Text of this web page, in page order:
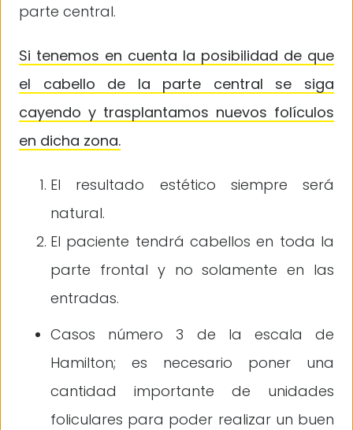
parte central.
Si tenemos en cuenta la posibilidad de que
el cabello de la parte central se siga
cayendo y trasplantamos nuevos folículos
en dicha zona.
El resultado estético siempre será
natural.
El paciente tendrá cabellos en toda la
parte frontal y no solamente en las
entradas.
Casos número 3 de la escala de
Hamilton; es necesario poner una
cantidad importante de unidades
foliculares para poder realizar un buen